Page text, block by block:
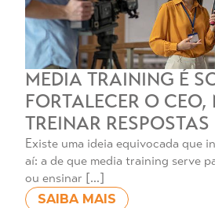
MEDIA TRAINING É
FORTALECER O CEO,
TREINAR RESPOSTAS
Existe uma ideia equivocada que
aí: a de que media training serve
ou ensinar […]
SAIBA MAIS